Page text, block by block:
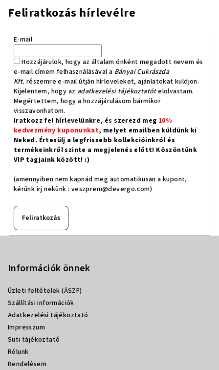
Feliratkozás hírlevélre
E-mail
Hozzájárulok, hogy az általam önként megadott nevem és
e-mail címem felhasználásával a Bányai Cukrászda
Kft. részemre e-mail útján hírleveleket, ajánlatokat küldjön.
Kijelentem, hogy az adatkezelési tájékoztatótelolvastam.
Megértettem, hogy a hozzájárulásom bármikor
visszavonhatom.
Iratkozz fel hírlevelünkre, és szerezd meg 10%
kedvezmény kuponunkat, melyet emailben küldünk ki
Neked. Értesülj a legfrissebb kollekcióinkról és
termékeinkről szinte a megjelenés előtt! Köszöntünk
VIP tagjaink között! :)
(amennyiben nem kapnád meg automatikusan a kupont,
kérünk írj nekünk : veszprem@devergo.com)
Feliratkozás
Információk önnek
Üzleti feltételek (ÁSZF)
Szállítási információk
Adatkezelési tájékoztató
Impresszum
Süti tájékoztató
Rólunk
Rendelésem